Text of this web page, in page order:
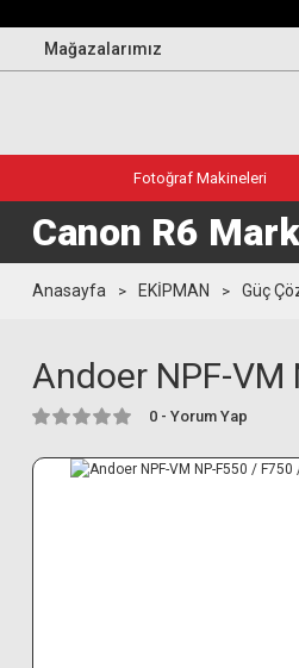
Mağazalarımız
Fotoğraf Makineleri
Canon R6
Anasayfa EKİPMAN Güç
Andoer NPF-
0 - Yorum Yap